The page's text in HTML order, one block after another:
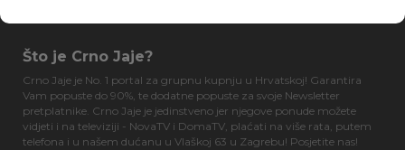
Što je Crno Jaje?
Crno Jaje je No. 1 portal za grupnu kupnju u Hrvatskoj! Garantira
Vam popuste do 90%, te dodatne popuste za svoje Newsletter
pretplatnike. Crno Jaje je jedinstveno jer njegove ponude možete
vidjeti i na televiziji - NovaTV i DomaTV, plaćati na više rata, putem
telefona i u našem dućanu u Vlaškoj 63 u Zagrebu! Posjetite nas!